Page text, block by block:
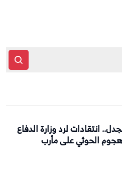
انتقادات لرد وزارة الدفاع
الحوثي على مأرب